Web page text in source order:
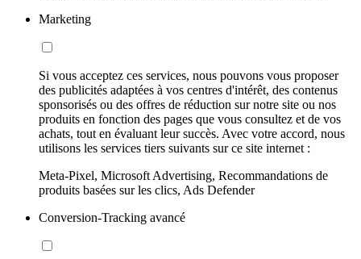
Marketing
Si vous acceptez ces services, nous pouvons vous proposer
des publicités adaptées à vos centres d'intérêt, des contenus
sponsorisés ou des offres de réduction sur notre site ou nos
produits en fonction des pages que vous consultez et de vos
achats, tout en évaluant leur succès. Avec votre accord, nous
utilisons les services tiers suivants sur ce site internet :
Meta-Pixel, Microsoft Advertising, Recommandations de
produits basées sur les clics, Ads Defender
Conversion-Tracking avancé